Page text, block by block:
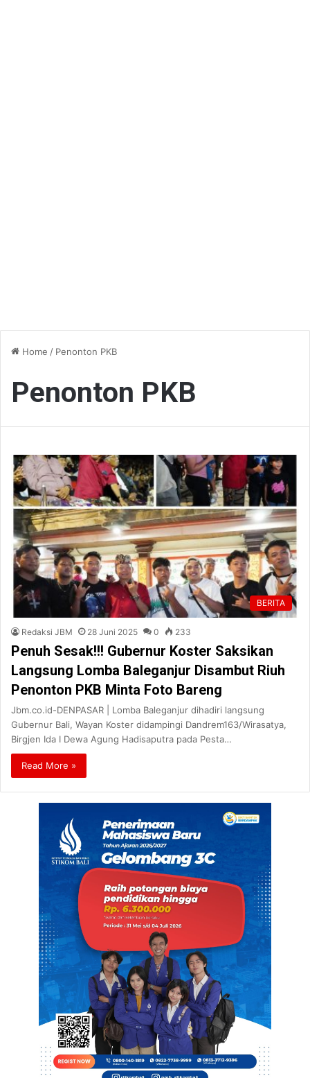
Home / Penonton PKB
Penonton PKB
BERITA
Redaksi JBM 28 Juni 2025 0 233
Penuh Sesak!!! Gubernur Koster Saksikan
Langsung Lomba Baleganjur Disambut Riuh
Penonton PKB Minta Foto Bareng
Jbm.co.id-DENPASAR | Lomba Baleganjur dihadiri langsung
Gubernur Bali, Wayan Koster didampingi Dandrem163/Wirasatya,
Birgjen Ida I Dewa Agung Hadisaputra pada Pesta…
Read More »